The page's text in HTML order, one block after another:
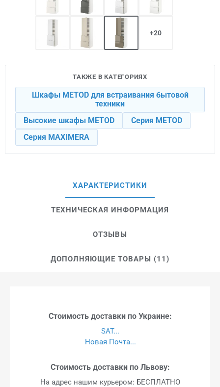
+20
ТАКЖЕ В КАТЕГОРИЯХ
Шкафы METOD для встраивания бытовой
техники
Высокие шкафы METOD
Серия METOD
Серия MAXIMERA
ХАРАКТЕРИСТИКИ
ТЕХНИЧЕСКАЯ ИНФОРМАЦИЯ
ОТЗЫВЫ
ДОПОЛНЯЮЩИЕ ТОВАРЫ (11)
Стоимость доставки по Украине:
SAT...
Новая Почта...
Стоимость доставки по Львову:
На адрес нашим курьером: БЕСПЛАТНО